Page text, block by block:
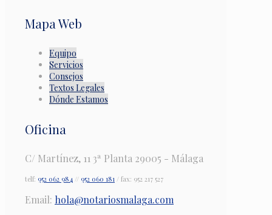
Mapa Web
Equipo
Servicios
Consejos
Textos Legales
Dónde Estamos
Oficina
C/ Martínez, 11 3ª Planta 29005 - Málaga
telf: 952 062 984 // 952 060 181 / fax: 952 217 527
Email: hola@notariosmalaga.com